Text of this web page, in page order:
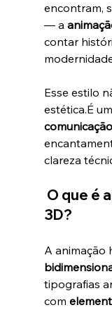
encontram,
— a
contar
Esse estilo
estética.É
clareza
O que é
3D?
A animação
tipografias
com